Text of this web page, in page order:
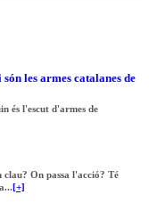
les armes catalanes de
és l'escut d'armes de
clau? On passa l'acció? Té
[+]